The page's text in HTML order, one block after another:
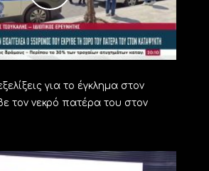
για το έγκλημα στον
τον νεκρό πατέρα του στον